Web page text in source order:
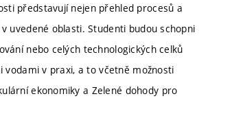
představují nejen přehled procesů a
uvedené oblasti. Studenti budou schopni
nebo celých technologických celků
v praxi, a to včetně možnosti
ekonomiky a Zelené dohody pro